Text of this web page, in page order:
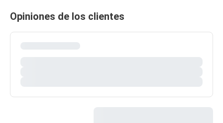
Opiniones de los clientes